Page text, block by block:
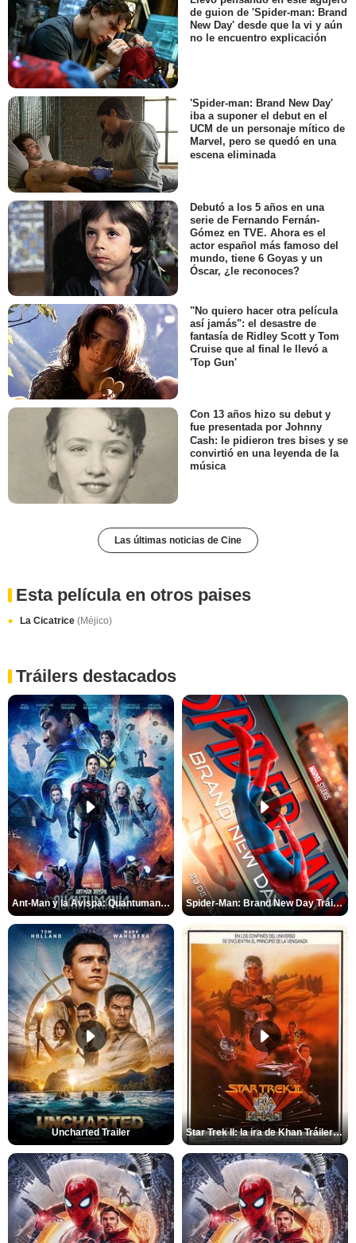
de guion de 'Spider-man: Brand
New Day' desde que la vi y aún
no le encuentro explicación
'Spider-man: Brand New Day'
iba a suponer el debut en el
UCM de un personaje mítico de
Marvel, pero se quedó en una
escena eliminada
Debutó a los 5 años en una
serie de Fernando Fernán-
Gómez en TVE. Ahora es el
actor español más famoso del
mundo, tiene 6 Goyas y un
Óscar, ¿le reconoces?
"No quiero hacer otra película
así jamás": el desastre de
fantasía de Ridley Scott y Tom
Cruise que al final le llevó a
'Top Gun'
Con 13 años hizo su debut y
fue presentada por Johnny
Cash: le pidieron tres bises y se
convirtió en una leyenda de la
música
Las últimas noticias de Cine
Esta película en otros paises
La Cicatrice (Méjico)
Tráilers destacados
Ant-Man y la Avispa: Quantumanía Tráiler (2) Spider-Man: Brand New Day Tráiler (3)
Uncharted Trailer Star Trek II: la ira de Khan Tráiler VO